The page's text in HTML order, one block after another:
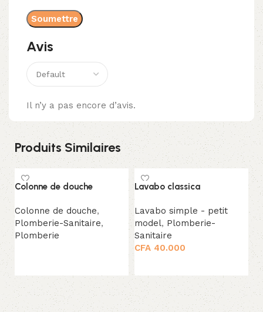
Avis
Il n’y a pas encore d’avis.
Produits Similaires
Colonne de douche
Colonne de douche,
Plomberie-Sanitaire,
Plomberie
Lavabo classica
Lavabo simple - petit
model, Plomberie-
Sanitaire
CFA 40.000